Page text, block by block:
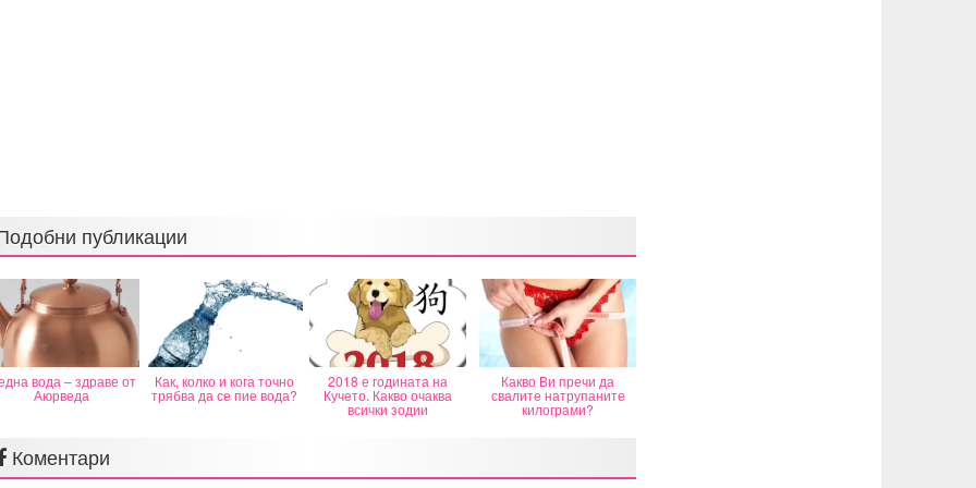
публикации
вода – здраве от
Аюрведа
Как, колко и кога точно
трябва да се пие вода?
2018 е годината на
Кучето. Какво очаква
всички зодии
Какво Ви пречи да
свалите натрупаните
килограми?
Коментари